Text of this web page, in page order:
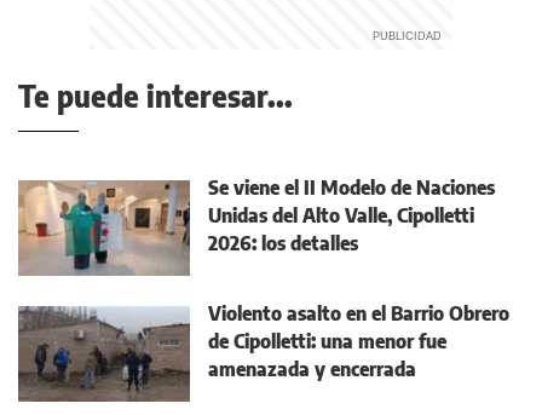
Te puede interesar...
Se viene el II Modelo de Naciones
Unidas del Alto Valle, Cipolletti
2026: los detalles
Violento asalto en el Barrio Obrero
de Cipolletti: una menor fue
amenazada y encerrada